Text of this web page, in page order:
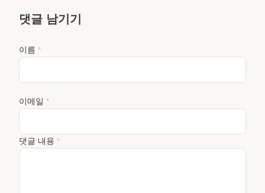
댓글 남기기
이름 *
이메일 *
댓글 내용 *